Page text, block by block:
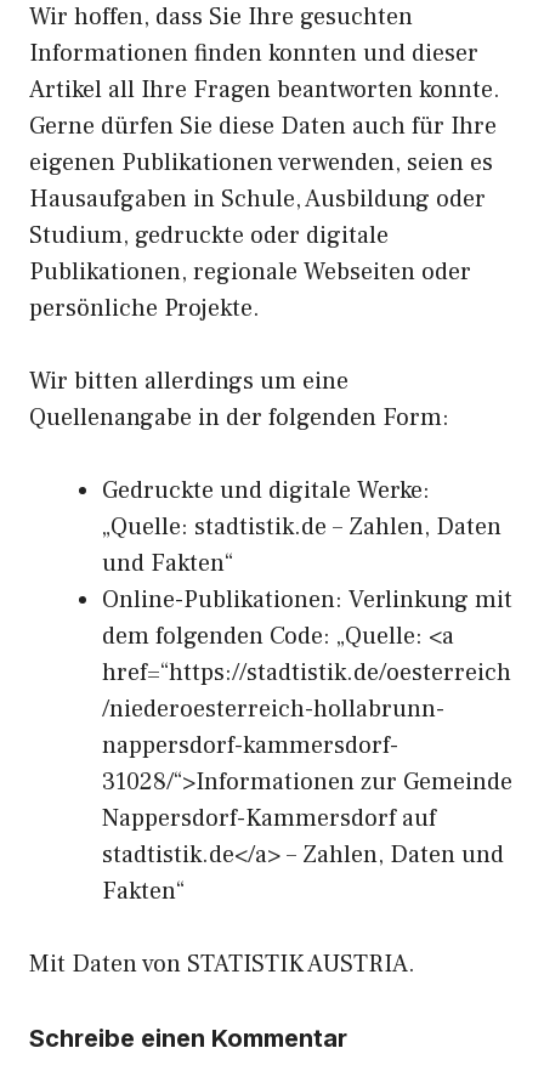
Wir hoffen, dass Sie Ihre gesuchten
Informationen finden konnten und dieser
Artikel all Ihre Fragen beantworten konnte.
Gerne dürfen Sie diese Daten auch für Ihre
eigenen Publikationen verwenden, seien es
Hausaufgaben in Schule, Ausbildung oder
Studium, gedruckte oder digitale
Publikationen, regionale Webseiten oder
persönliche Projekte.
Wir bitten allerdings um eine
Quellenangabe in der folgenden Form:
Gedruckte und digitale Werke:
„Quelle: stadtistik.de – Zahlen, Daten
und Fakten“
Online-Publikationen: Verlinkung mit
dem folgenden Code: „Quelle: <a
href=“https://stadtistik.de/oesterreich
/niederoesterreich-hollabrunn-
nappersdorf-kammersdorf-
31028/“>Informationen zur Gemeinde
Nappersdorf-Kammersdorf auf
stadtistik.de</a> – Zahlen, Daten und
Fakten“
Mit Daten von STATISTIK AUSTRIA.
Schreibe einen Kommentar